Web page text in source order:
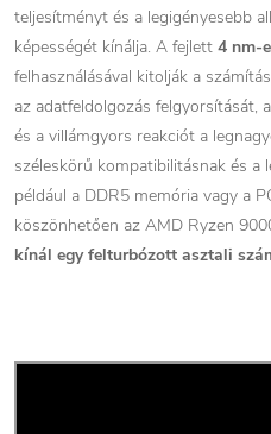
teljesítményt és a legigényesebb
képességét kínálja. A fejlett 4 nm-
felhasználásával kitolják a
az adatfeldolgozás felgyorsítását,
és a villámgyors reakciót a
széleskörű kompatibilitásnak és
például a DDR5 memória vagy a
köszönhetően az AMD Ryzen
kínál egy felturbózott asztali